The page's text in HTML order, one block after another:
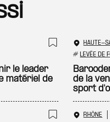
Ajouter à
le leader
matériel de
HAUTE-
#LEVÉE DE
de la
sport
RHÔNE